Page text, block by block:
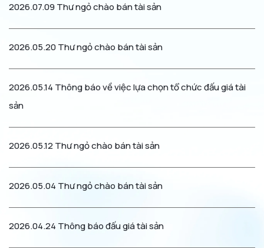
Giải đáp
Văn bản pháp luật
Quy tắc Đạo đức và Ứng xử
Miễn trừ trách nhiệm
2026.07.09Thư ngỏ chào bán tài sản
2026.05.20Thư ngỏ chào bán tài sản
2026.05.14 Thông báo về việc lựa chọn tổ chức đấu giá tài
sản
2026.05.12Thư ngỏ chào bán tài sản
2026.05.04 Thư ngỏ chào bán tài sản
2026.04.24 Thông báo đấu giá tài sản